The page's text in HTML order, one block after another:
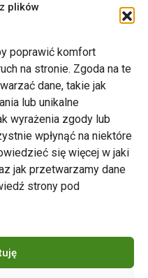
plików
poprawić komfort
na stronie. Zgoda na te
dane, takie jak
lub unikalne
wyrażenia zgody lub
wpłynąć na niektóre
się więcej w jaki
jak przetwarzamy dane
strony pod
w Poznaniu